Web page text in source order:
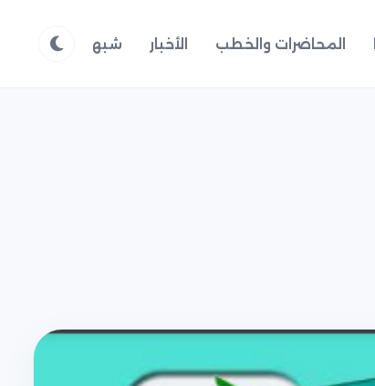
المحاضرات والخطب الأخبار شبهات وردود